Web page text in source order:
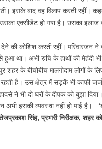
इसके बाद वह विलाप करती रहीं।
एक्सीडेंट हो गया है। उसका इलाज
की कोशिश करती रहीं। परिवारजन ने
था। अभी रुचि के हाथों की मेहंदी भी
शहर के बीचोबीच मालगोदाम लोगों के
है। उस क्षेत्र में सड़कें भी काफी
ने भी दो घरों के दीपक को बुझा
अभी इसकी व्यवस्था नहीं हो पाई है। ‘
सिंह, प्रभारी निरीक्षक, शहर